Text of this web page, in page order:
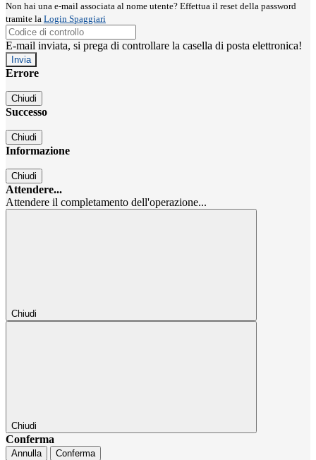
Non hai una e-mail associata al nome utente? Effettua il reset della password
tramite la Login Spaggiari
E-mail inviata, si prega di controllare la casella di posta elettronica!
Errore
Chiudi
Successo
Chiudi
Informazione
Chiudi
Attendere...
Attendere il completamento dell'operazione...
Chiudi
Chiudi
Conferma
Annulla Conferma